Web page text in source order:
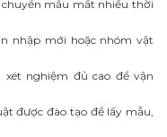
mẫu mất nhiều thời
nhập mới hoặc nhóm vật
nghiệm đủ cao để vận
được đào tạo để lấy mẫu,